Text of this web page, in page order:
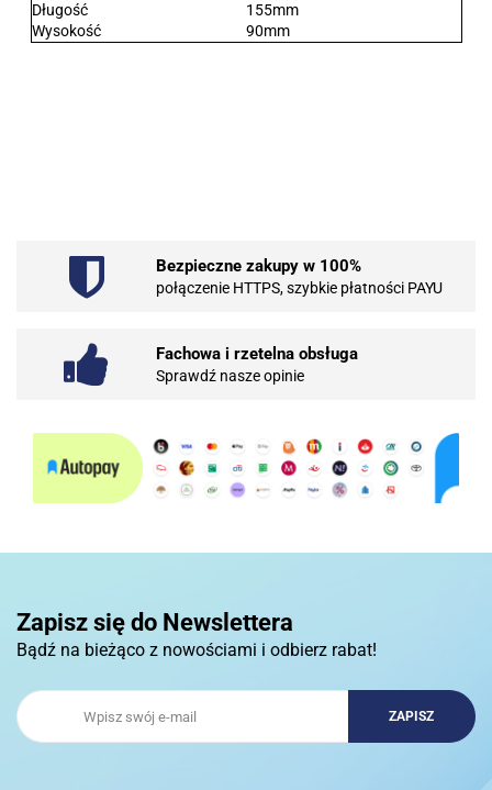
Długość
155mm
Wysokość
90mm
101 INC
Bezpieczne zakupy w 100%
połączenie HTTPS, szybkie płatności PAYU
Fachowa i rzetelna obsługa
Sprawdź nasze opinie
Zapisz się do Newslettera
Bądź na bieżąco z nowościami i odbierz rabat!